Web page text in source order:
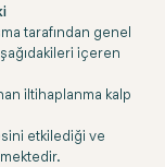
tarafından genel
içeren
iltihaplanma kalp
etkilediği ve